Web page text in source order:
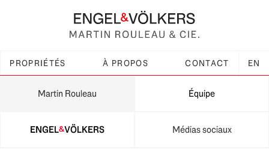
PROPRIÉTÉS À PROPOS CONTACT EN
Martin Rouleau Équipe
ENGEL&VÖLKERS Médias sociaux